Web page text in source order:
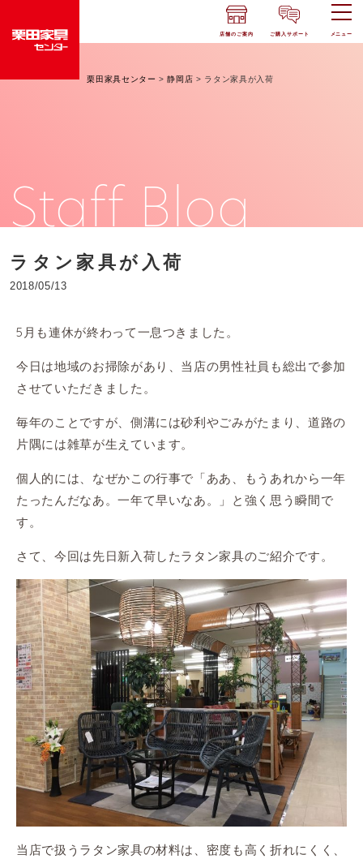
店舗のご案内 ご購入サポート メニュー
栗田家具センター >静岡店 > ラタン家具が入荷
Staff Blog
ラタン家具が入荷
2018/05/13
5月も連休が終わって一息つきました。
今日は地域のお掃除があり、当店の男性社員も総出で参加
させていただきました。
毎年のことですが、側溝には砂利やごみがたまり、道路の
片隅には雑草が生えています。
個人的には、なぜかこの行事で「ああ、もうあれから一年
たったんだなあ。一年て早いなあ。」と強く思う瞬間で
す。
さて、今回は先日新入荷したラタン家具のご紹介です。
当店で扱うラタン家具の材料は、密度も高く折れにくく、